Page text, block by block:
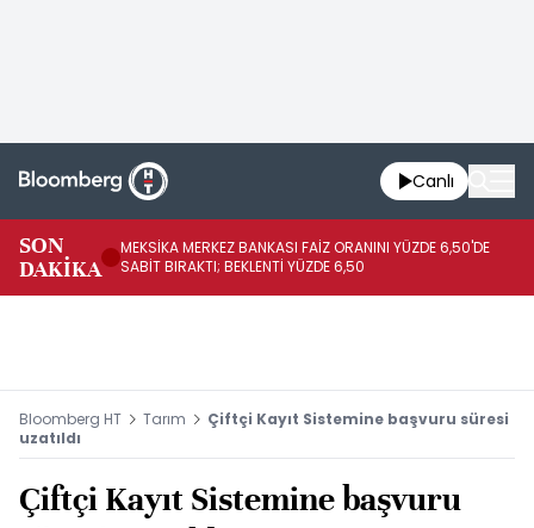
Canlı
SON
DAKİKA
MEKSİKA MERKEZ BANKASI FAİZ ORANINI YÜZDE 6,50'DE
SABİT BIRAKTI; BEKLENTİ YÜZDE 6,50
Bloomberg HT Tarım
Çiftçi Kayıt Sistemine başvuru süresi
uzatıldı
Çiftçi Kayıt Sistemine başvuru